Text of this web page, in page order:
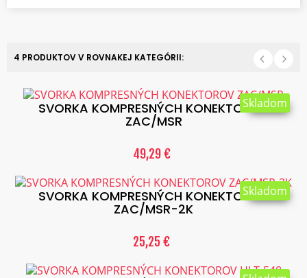
4 PRODUKTOV V ROVNAKEJ KATEGÓRII:
SVORKA KOMPRESNÝCH KONEKTOROV
ZAC/MSR
49,29 €
Skladom
SVORKA KOMPRESNÝCH KONEKTOROV
ZAC/MSR-2K
25,25 €
Skladom